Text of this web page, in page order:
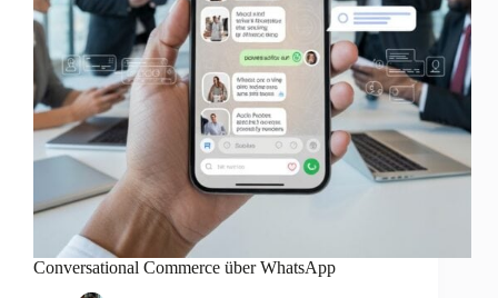
Conversational Commerce über WhatsApp